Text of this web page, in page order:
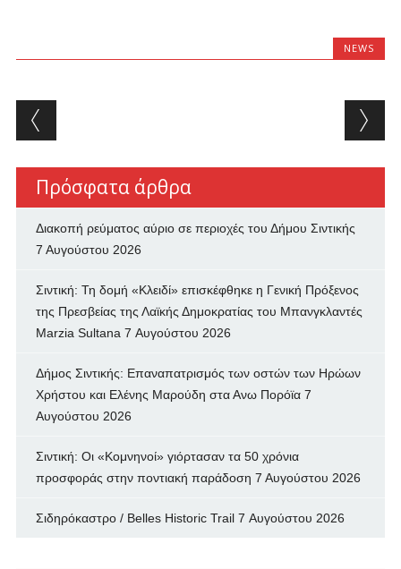
NEWS
Post navigation
Πρόσφατα άρθρα
Διακοπή ρεύματος αύριο σε περιοχές του Δήμου Σιντικής
7 Αυγούστου 2026
Σιντική: Τη δομή «Κλειδί» επισκέφθηκε η Γενική Πρόξενος
της Πρεσβείας της Λαϊκής Δημοκρατίας του Μπανγκλαντές
Marzia Sultana 7 Αυγούστου 2026
Δήμος Σιντικής: Επαναπατρισμός των oστών των Ηρώων
Χρήστου και Ελένης Μαρούδη στα Ανω Πορόϊα 7
Αυγούστου 2026
Σιντική: Οι «Κομνηνοί» γιόρτασαν τα 50 χρόνια
προσφοράς στην ποντιακή παράδοση 7 Αυγούστου 2026
Σιδηρόκαστρο / Belles Historic Trail 7 Αυγούστου 2026